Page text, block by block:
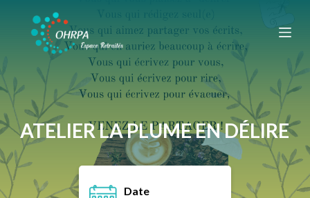
e
r
a
c
o
ATELIER LA PLUME EN DÉLIRE
Date